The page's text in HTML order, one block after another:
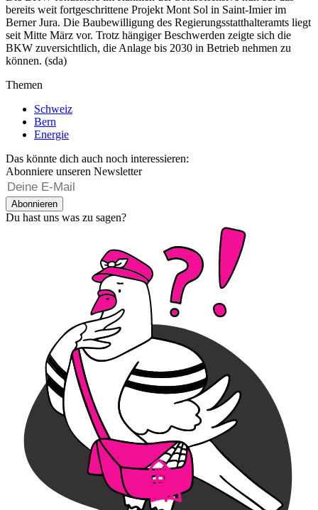
bereits weit fortgeschrittene Projekt Mont Sol in Saint-Imier im
Berner Jura. Die Baubewilligung des Regierungsstatthalteramts liegt
seit Mitte März vor. Trotz hängiger Beschwerden zeigte sich die
BKW zuversichtlich, die Anlage bis 2030 in Betrieb nehmen zu
können. (sda)
Themen
Schweiz
Bern
Energie
Das könnte dich auch noch interessieren:
Abonniere unseren Newsletter
Abonnieren
Du hast uns was zu sagen?